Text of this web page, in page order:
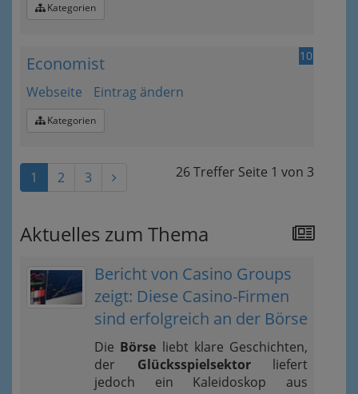
Kategorien
10
Economist
Webseite Eintrag ändern
Kategorien
26 Treffer Seite 1 von 3
1 2 3
Aktuelles zum Thema
Bericht von Casino Groups
zeigt: Diese Casino-Firmen
sind erfolgreich an der Börse
Die Börse liebt klare Geschichten,
der Glücksspielsektorliefert
jedoch ein Kaleidoskop aus